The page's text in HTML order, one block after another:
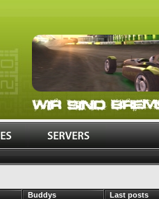
Buddys Last posts